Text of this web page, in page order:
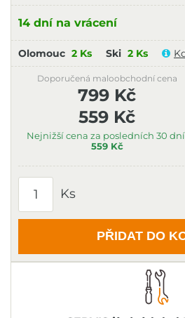
14 dní na vrácení
Olomouc 2 Ks Ski 2 Ks
559 Kč
Nejnižší cena za posledních 30
559 Kč
Doporučená maloobchodní cena
799 Kč
Ks
PŘIDAT DO